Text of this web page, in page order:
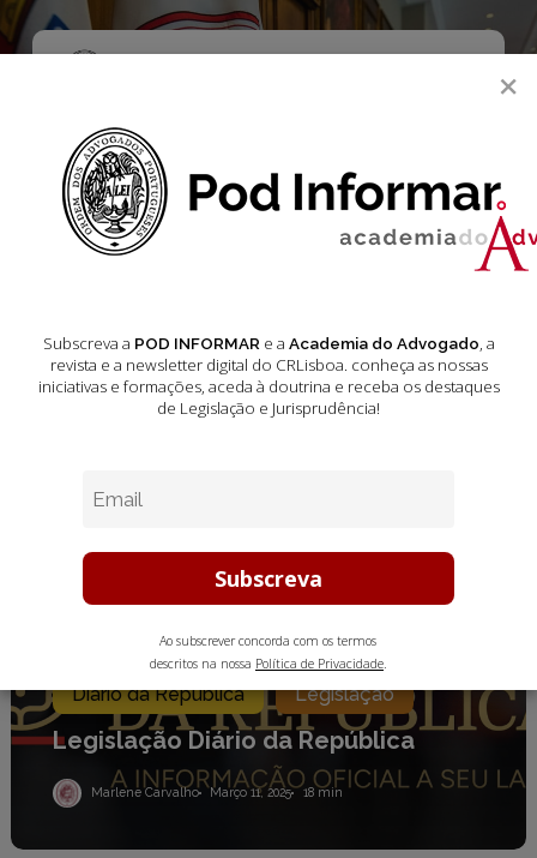
Skip
to
main
Menu
Legislação Diário
da República
Academia do Advogado
Diário da República Legislação
Legislação Diário da República
Marlene Carvalho Março 11, 2025 18 min
×
Subscreva a POD INFORMARe a Academia do Advogado, a
revista e a newsletter digital do CRLisboa. conheça as nossas
iniciativas e formações, aceda à doutrina e receba os destaques
de Legislação e Jurisprudência!
Ao subscrever concorda com os termos
descritos na nossa Política de Privacidade.